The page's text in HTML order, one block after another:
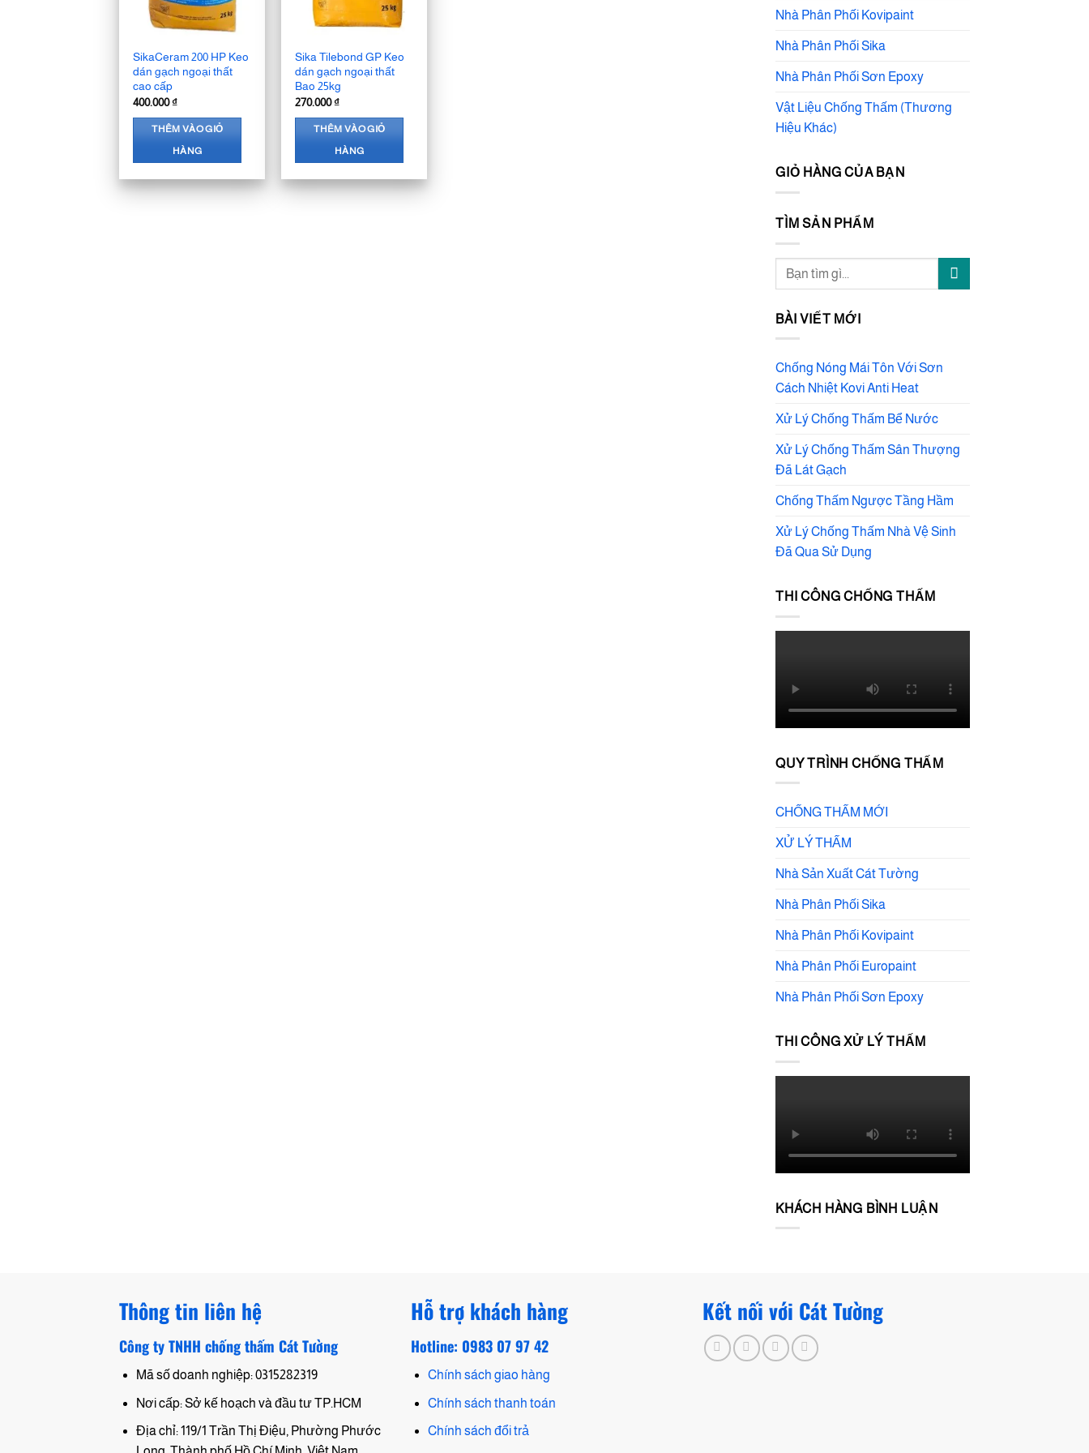
SikaCeram 200 HP Keo
dán gạch ngoại thất
cao cấp
400.000₫
THÊM VÀO GIỎ
HÀNG
Sika Tilebond GP Keo
dán gạch ngoại thất
Bao 25kg
270.000₫
THÊM VÀO GIỎ
HÀNG
Nhà Phân Phối Kovipaint
Nhà Phân Phối Sika
Nhà Phân Phối Sơn Epoxy
Vật Liệu Chống Thấm (Thương
Hiệu Khác)
GIỎ HÀNG CỦA BẠN
TÌM SẢN PHẨM
Tìm
kiếm:
BÀI VIẾT MỚI
Chống Nóng Mái Tôn Với Sơn
Cách Nhiệt Kovi Anti Heat
Xử Lý Chống Thấm Bể Nước
Xử Lý Chống Thấm Sân Thượng
Đã Lát Gạch
Chống Thấm Ngược Tầng Hầm
Xử Lý Chống Thấm Nhà Vệ Sinh
Đã Qua Sử Dụng
THI CÔNG CHỐNG THẤM
QUY TRÌNH CHỐNG THẤM
CHỐNG THẤM MỚI
XỬ LÝ THẤM
Nhà Sản Xuất Cát Tường
Nhà Phân Phối Sika
Nhà Phân Phối Kovipaint
Nhà Phân Phối Europaint
Nhà Phân Phối Sơn Epoxy
THI CÔNG XỬ LÝ THẤM
KHÁCH HÀNG BÌNH LUẬN
Thông tin liên hệ
Công ty TNHH chống thấm Cát Tường
Mã số doanh nghiệp: 0315282319
Nơi cấp: Sở kế hoạch và đầu tư TP.HCM
Địa chỉ: 119/1 Trần Thị Điệu, Phường Phước
Hỗ trợ khách hàng
Hotline: 0983 07 97 42
Chính sách giao hàng
Chính sách thanh toán
Chính sách đổi trả
Kết nối với Cát Tường